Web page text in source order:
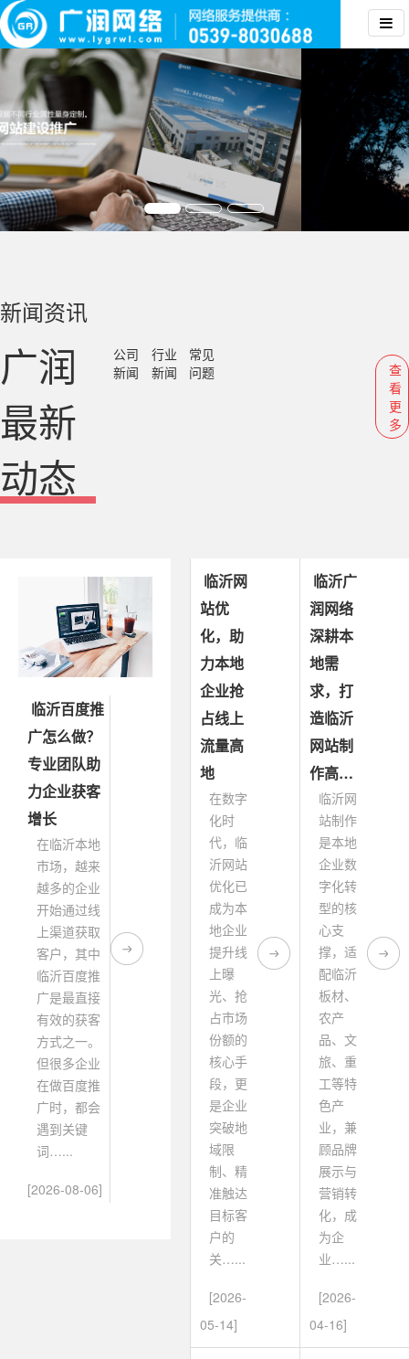
新闻资讯
广润
最新
动态
公司
新闻
行业
新闻
常见
问题
查
看
更
多
临沂百度推
广怎么做？
专业团队助
力企业获客
增长
在临沂本地
市场，越来
越多的企业
开始通过线
上渠道获取
客户，其中
临沂百度推
广是最直接
有效的获客
方式之一。
但很多企业
在做百度推
广时，都会
遇到关键
词…...
[2026-08-06]
临沂网
站优
化，助
力本地
企业抢
占线上
流量高
地
在数字
化时
代，临
沂网站
优化已
成为本
地企业
提升线
上曝
光、抢
占市场
份额的
核心手
段，更
是企业
突破地
域限
制、精
准触达
目标客
户的
关…...
[2026-
05-14]
临沂广
润网络
深耕本
地需
求，打
造临沂
网站制
作高…
临沂网
站制作
是本地
企业数
字化转
型的核
心支
撑，适
配临沂
板材、
农产
品、文
旅、重
工等特
色产
业，兼
顾品牌
展示与
营销转
化，成
为企
业…...
[2026-
04-16]